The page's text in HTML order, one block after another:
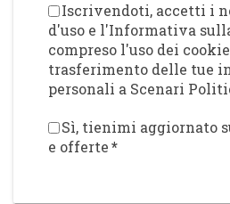
Iscrivendoti, accetti i
d'uso e l'Informativa
compreso l'uso dei
trasferimento delle tue
personali a Scenari
Sì, tienimi aggiornato
e offerte*